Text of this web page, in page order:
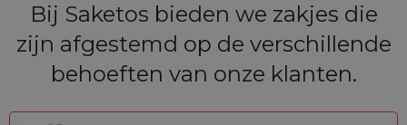
Bij Saketos bieden we zakjes die
zijn afgestemd op de verschillende
behoeften van onze klanten.